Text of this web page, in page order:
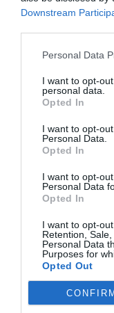
Downstream
Personal Data
I want to opt-
personal data.
Opted In
I want to opt-
Personal Data.
Opted In
I want to opt-
Personal Data
Opted In
I want to opt-
Retention,
Personal Data
Purposes for
Opted Out